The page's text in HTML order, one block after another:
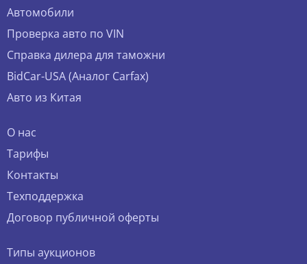
Автомобили
Проверка авто по VIN
Справка дилера для таможни
BidCar-USA (Аналог Carfax)
Авто из Китая
О нас
Тарифы
Контакты
Техподдержка
Договор публичной оферты
Типы аукционов